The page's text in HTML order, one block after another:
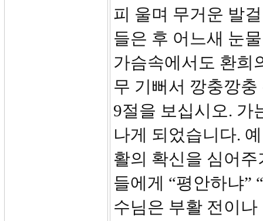
피 울며 무거운 발
들은 후 어느새 눈
가슴속에서도 환희
무 기뻐서 깡충깡
9절을 보십시오. 가
나게 되었습니다.
활의 확신을 심어
들에게 “평안하냐”
수님은 부활 전이